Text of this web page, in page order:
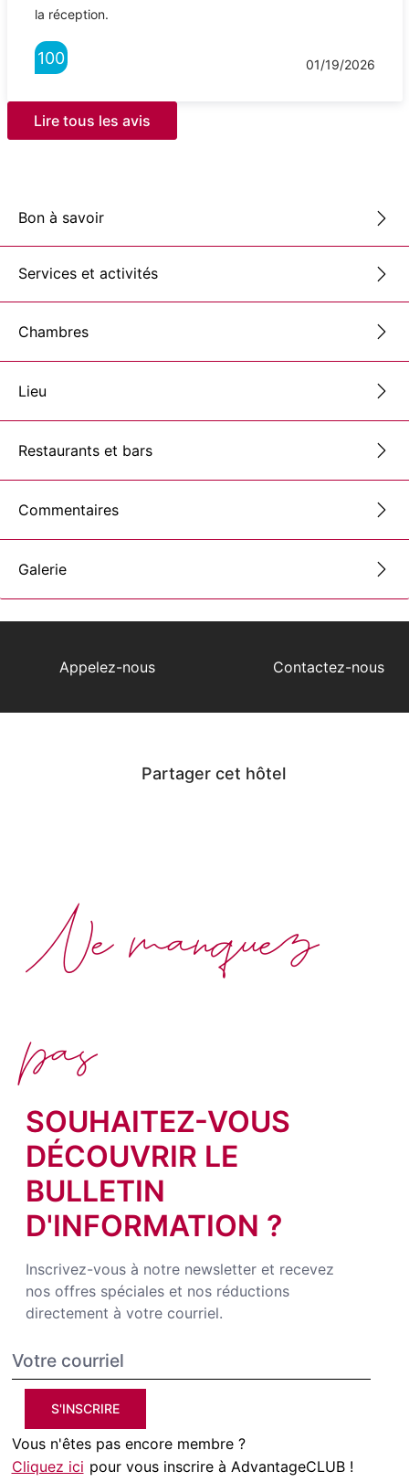
la réception.
100 01/19/2026
Lire tous les avis
Bon à savoir
Services et activités
Chambres
Lieu
Restaurants et bars
Commentaires
Galerie
Appelez-nous Contactez-nous
Partager cet hôtel
SOUHAITEZ-VOUS
DÉCOUVRIR LE
BULLETIN
D'INFORMATION ?
Inscrivez-vous à notre newsletter et recevez
nos offres spéciales et nos réductions
directement à votre courriel.
S'INSCRIRE
Vous n'êtes pas encore membre ?
Cliquez ici pour vous inscrire à AdvantageCLUB !
Ne manquez
pas